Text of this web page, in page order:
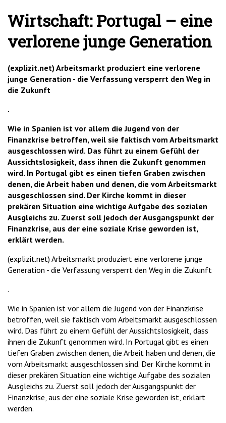
Wirtschaft: Portugal – eine
verlorene junge Generation
(explizit.net) Arbeitsmarkt produziert eine verlorene
junge Generation - die Verfassung versperrt den Weg in
die Zukunft
.
Wie in Spanien ist vor allem die Jugend von der
Finanzkrise betroffen, weil sie faktisch vom Arbeitsmarkt
ausgeschlossen wird. Das führt zu einem Gefühl der
Aussichtslosigkeit, dass ihnen die Zukunft genommen
wird. In Portugal gibt es einen tiefen Graben zwischen
denen, die Arbeit haben und denen, die vom Arbeitsmarkt
ausgeschlossen sind. Der Kirche kommt in dieser
prekären Situation eine wichtige Aufgabe des sozialen
Ausgleichs zu. Zuerst soll jedoch der Ausgangspunkt der
Finanzkrise, aus der eine soziale Krise geworden ist,
erklärt werden.
(explizit.net) Arbeitsmarkt produziert eine verlorene junge
Generation - die Verfassung versperrt den Weg in die Zukunft
.
Wie in Spanien ist vor allem die Jugend von der Finanzkrise
betroffen, weil sie faktisch vom Arbeitsmarkt ausgeschlossen
wird. Das führt zu einem Gefühl der Aussichtslosigkeit, dass
ihnen die Zukunft genommen wird. In Portugal gibt es einen
tiefen Graben zwischen denen, die Arbeit haben und denen, die
vom Arbeitsmarkt ausgeschlossen sind. Der Kirche kommt in
dieser prekären Situation eine wichtige Aufgabe des sozialen
Ausgleichs zu. Zuerst soll jedoch der Ausgangspunkt der
Finanzkrise, aus der eine soziale Krise geworden ist, erklärt
werden.